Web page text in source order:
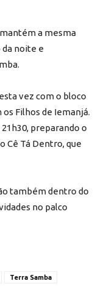
a mesma
da noite e
vez com o bloco
os Filhos de Iemanjá.
21h30, preparando o
Cê Tá Dentro, que
também dentro do
no palco
Terra Samba